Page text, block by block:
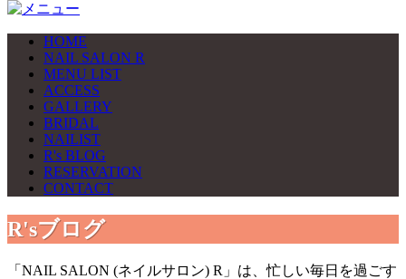
HOME
NAIL SALON R
MENU LIST
ACCESS
GALLERY
BRIDAL
NAILIST
R's BLOG
RESERVATION
CONTACT
R'sブログ
「NAIL SALON (ネイルサロン) R」は、忙しい毎日を過ごす